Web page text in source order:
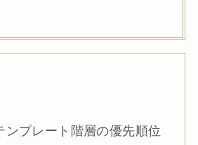
ンプレート階層の優先順位